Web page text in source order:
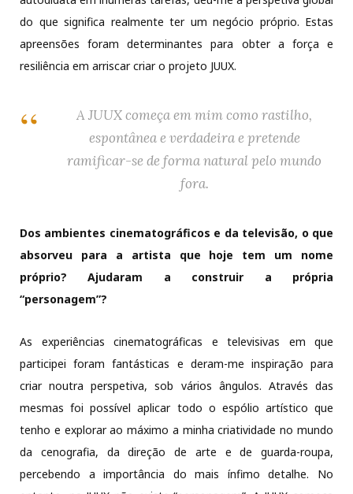
do que significa realmente ter um negócio próprio. Estas
apreensões foram determinantes para obter a força e
resiliência em arriscar criar o projeto JUUX.
A JUUX começa em mim como rastilho,
espontânea e verdadeira e pretende
ramificar-se de forma natural pelo mundo
fora.
Dos ambientes cinematográficos e da televisão, o que
absorveu para a artista que hoje tem um nome
próprio? Ajudaram a construir a própria
“personagem”?
As experiências cinematográficas e televisivas em que
participei foram fantásticas e deram-me inspiração para
criar noutra perspetiva, sob vários ângulos. Através das
mesmas foi possível aplicar todo o espólio artístico que
tenho e explorar ao máximo a minha criatividade no mundo
da cenografia, da direção de arte e de guarda-roupa,
percebendo a importância do mais ínfimo detalhe. No